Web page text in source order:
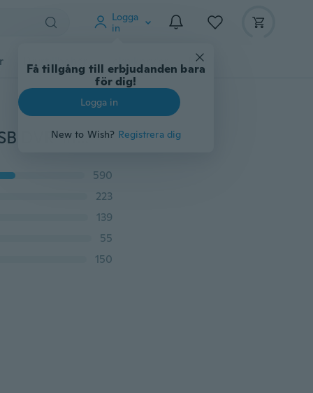
Logga
in
Få tillgång till erbjudanden bara
för dig!
Logga in
New to Wish? Registrera dig
Djurtillbehör Teknikprylar Mer
Mini Micro SPY HD Cam Dold kameratärning Video USB DVR-inspelning SpyCam SQ11
590
223
139
55
150